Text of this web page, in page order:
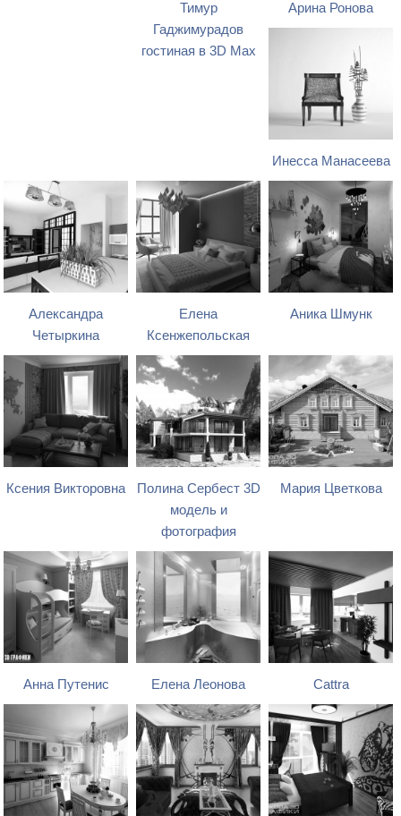
Тимур
Гаджимурадов
гостиная в 3D Max
Арина Ронова
Инесса Манасеева
Александра
Четыркина
Елена
Ксенжепольская
Аника Шмунк
Ксения Викторовна
Полина Сербест 3D
модель и
фотография
Мария Цветкова
Анна Путенис Елена Леонова Cattra